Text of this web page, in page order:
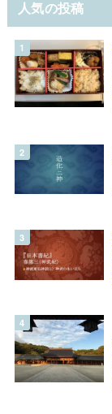
人気の投稿